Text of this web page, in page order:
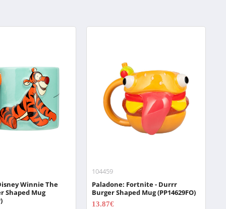
Winnie The
Shaped Mug
104459
Paladone: Fortnite - Durrr
Burger Shaped Mug (PP14629FO)
13.87€